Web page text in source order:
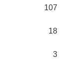
107
18
3